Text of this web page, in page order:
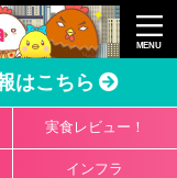
はこちら
実食レビュー！
インフラ